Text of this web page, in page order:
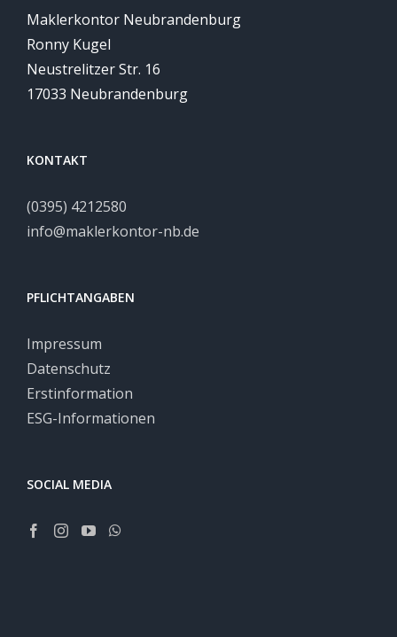
Maklerkontor Neubrandenburg
Ronny Kugel
Neustrelitzer Str. 16
17033 Neubrandenburg
KONTAKT
(0395) 4212580
info@maklerkontor-nb.de
PFLICHTANGABEN
Impressum
Datenschutz
Erstinformation
ESG-Informationen
SOCIAL MEDIA